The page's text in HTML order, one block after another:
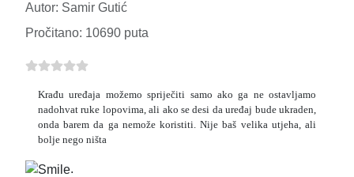
Autor: Samir Gutić
Pročitano: 10690 puta
Krađu uređaja možemo spriječiti samo ako ga ne ostavljamo
nadohvat ruke lopovima, ali ako se desi da uređaj bude ukraden,
onda barem da ga nemože koristiti. Nije baš velika utjeha, ali
bolje nego ništa
.